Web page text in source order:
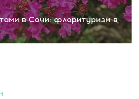
в Сочи: флоритуризм в